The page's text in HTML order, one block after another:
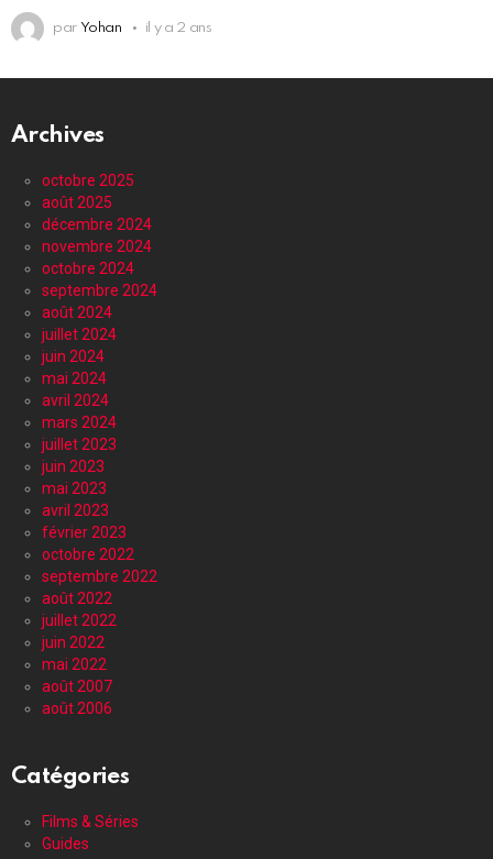
par Yohan il y a 2 ans
Archives
octobre 2025
août 2025
décembre 2024
novembre 2024
octobre 2024
septembre 2024
août 2024
juillet 2024
juin 2024
mai 2024
avril 2024
mars 2024
juillet 2023
juin 2023
mai 2023
avril 2023
février 2023
octobre 2022
septembre 2022
août 2022
juillet 2022
juin 2022
mai 2022
août 2007
août 2006
Catégories
Films & Séries
Guides